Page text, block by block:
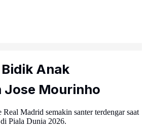
Anak
Jose Mourinho
Madrid semakin santer terdengar saat
Piala Dunia 2026.